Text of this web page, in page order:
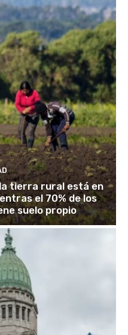
tierra rural está en
el 70% de los
suelo propio